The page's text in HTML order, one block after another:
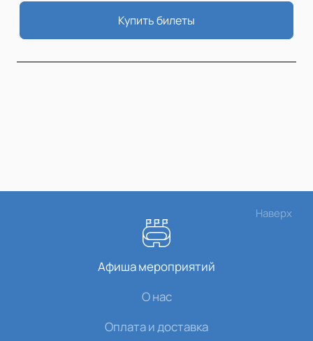
Купить билеты
Наверх
Афиша мероприятий
О нас
Оплата и доставка